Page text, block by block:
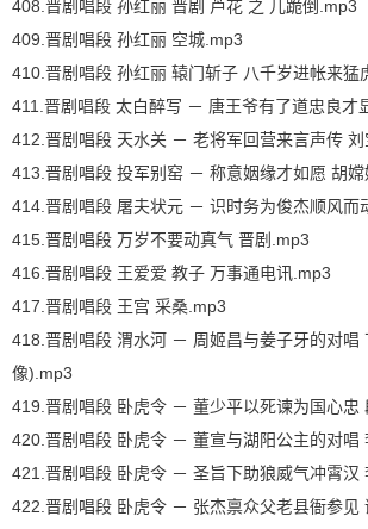
408.晋剧唱段 孙红丽 晋剧 芦花 之 儿跪倒.mp3
409.晋剧唱段 孙红丽 空城.mp3
410.晋剧唱段 孙红丽 辕门斩子 八千岁进帐来猛
411.晋剧唱段 太白醉写 － 唐王爷有了道忠良才
412.晋剧唱段 天水关 － 老将军回营来言声传
413.晋剧唱段 投军别窑 － 称意姻缘才如愿 胡
414.晋剧唱段 屠夫状元 － 识时务为俊杰顺风而
415.晋剧唱段 万岁不要动真气 晋剧.mp3
416.晋剧唱段 王爱爱 教子 万事通电讯.mp3
417.晋剧唱段 王宫 采桑.mp3
418.晋剧唱段 渭水河 － 周姬昌与姜子牙的对唱
像).mp3
419.晋剧唱段 卧虎令 － 董少平以死谏为国心忠
420.晋剧唱段 卧虎令 － 董宣与湖阳公主的对唱
421.晋剧唱段 卧虎令 － 圣旨下助狼威气冲霄汉
422.晋剧唱段 卧虎令 － 张杰禀众父老县衙参见